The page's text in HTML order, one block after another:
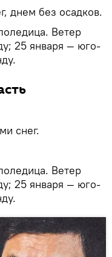
днем без осадков.
Ветер
25 января — юго-
снег.
Ветер
25 января — юго-